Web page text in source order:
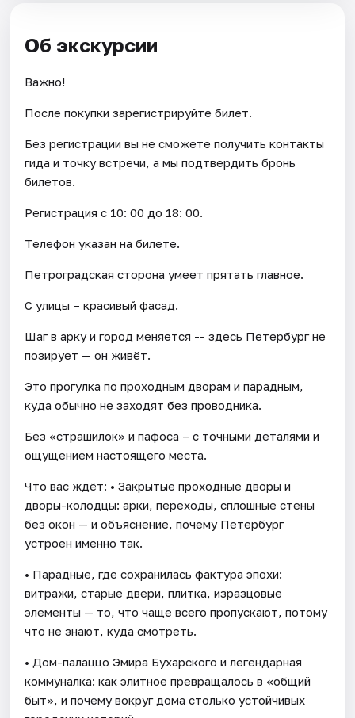
Об экскурсии
Важно!
После покупки зарегистрируйте билет.
Без регистрации вы не сможете получить контакты
гида и точку встречи, а мы подтвердить бронь
билетов.
Регистрация с 10: 00 до 18: 00.
Телефон указан на билете.
Петроградская сторона умеет прятать главное.
С улицы – красивый фасад.
Шаг в арку и город меняется -- здесь Петербург не
позирует — он живёт.
Это прогулка по проходным дворам и парадным,
куда обычно не заходят без проводника.
Без «страшилок» и пафоса – с точными деталями и
ощущением настоящего места.
Что вас ждёт: • Закрытые проходные дворы и
дворы-колодцы: арки, переходы, сплошные стены
без окон — и объяснение, почему Петербург
устроен именно так.
• Парадные, где сохранилась фактура эпохи:
витражи, старые двери, плитка, изразцовые
элементы — то, что чаще всего пропускают, потому
что не знают, куда смотреть.
• Дом-палаццо Эмира Бухарского и легендарная
коммуналка: как элитное превращалось в «общий
быт», и почему вокруг дома столько устойчивых